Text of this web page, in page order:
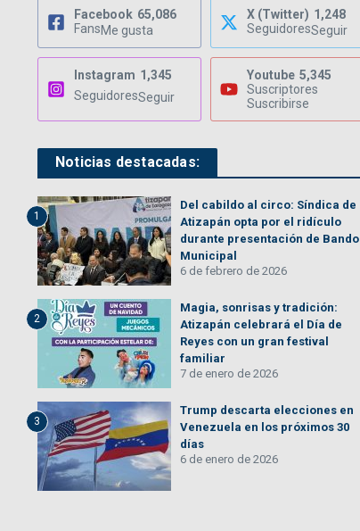
Facebook 65,086
FansMe gusta
X (Twitter) 1,248
SeguidoresSeguir
Instagram 1,345
SeguidoresSeguir
Youtube 5,345
Suscriptores
Suscribirse
Noticias destacadas:
1
Del cabildo al circo: Síndica de
Atizapán opta por el ridículo
durante presentación de Bando
Municipal
6 de febrero de 2026
2
Magia, sonrisas y tradición:
Atizapán celebrará el Día de
Reyes con un gran festival
familiar
7 de enero de 2026
3
Trump descarta elecciones en
Venezuela en los próximos 30
días
6 de enero de 2026